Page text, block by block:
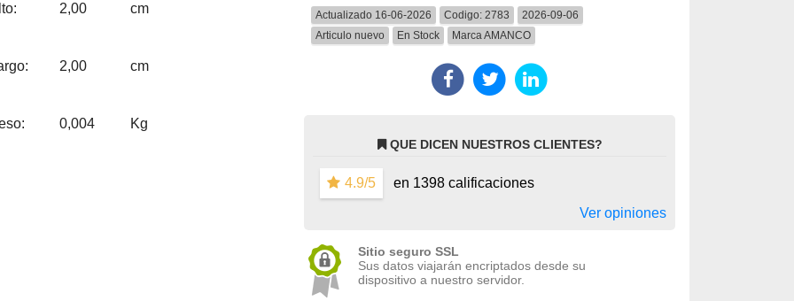
2,00 cm
2,00 cm
0,004 Kg
Actualizado 16-06-2026 Codigo:2783
2026-09-06
Articulo nuevo
En Stock MarcaAMANCO
QUE DICEN NUESTROS CLIENTES?
4.9/5
en 1398 calificaciones
Ver opiniones
Sitio seguro SSL
Sus datos viajarán encriptados desde su
dispositivo a nuestro servidor.